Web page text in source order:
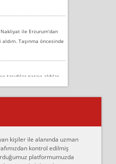
ile Erzurum’dan
Taşınma öncesinde
taşıdılar parayı aldılar.
alüminyum renkli bantı
kişiler ile alanında uzman
kontrol edilmiş
platformumuzda